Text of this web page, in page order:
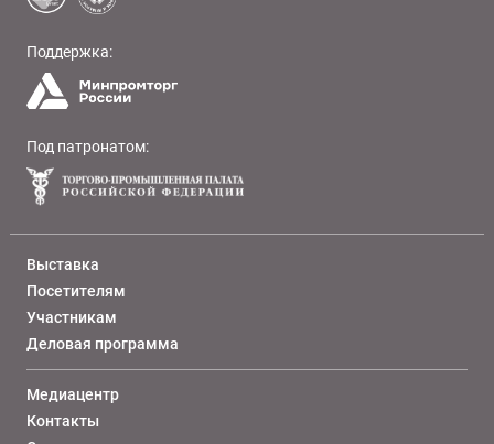
Поддержка:
Под патронатом:
Выставка
Посетителям
Участникам
Деловая программа
Медиацентр
Контакты